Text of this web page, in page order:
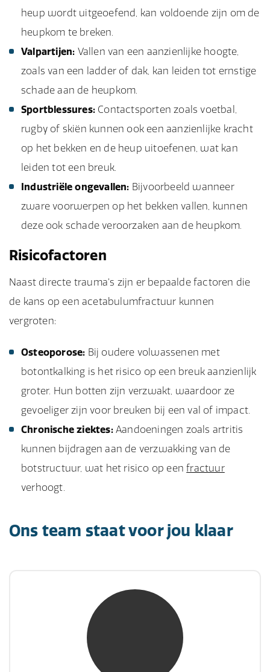
heup wordt uitgeoefend, kan voldoende zijn om de
heupkom te breken.
Valpartijen: Vallen van een aanzienlijke hoogte,
zoals van een ladder of dak, kan leiden tot ernstige
schade aan de heupkom.
Sportblessures: Contactsporten zoals voetbal,
rugby of skiën kunnen ook een aanzienlijke kracht
op het bekken en de heup uitoefenen, wat kan
leiden tot een breuk.
Industriële ongevallen: Bijvoorbeeld wanneer
zware voorwerpen op het bekken vallen, kunnen
deze ook schade veroorzaken aan de heupkom.
Risicofactoren
Naast directe trauma's zijn er bepaalde factoren die
de kans op een acetabulumfractuur kunnen
vergroten:
Osteoporose: Bij oudere volwassenen met
botontkalking is het risico op een breuk aanzienlijk
groter. Hun botten zijn verzwakt, waardoor ze
gevoeliger zijn voor breuken bij een val of impact.
Chronische ziektes:Aandoeningen zoals artritis
kunnen bijdragen aan de verzwakking van de
botstructuur, wat het risico op eenfractuur
verhoogt.
Ons team staat voor jou klaar
mw. mr. S. Gholamalian
NIVRE Register-Expert
“Als je de richting van de wind niet kunt
veranderen, verander dan de stand van je